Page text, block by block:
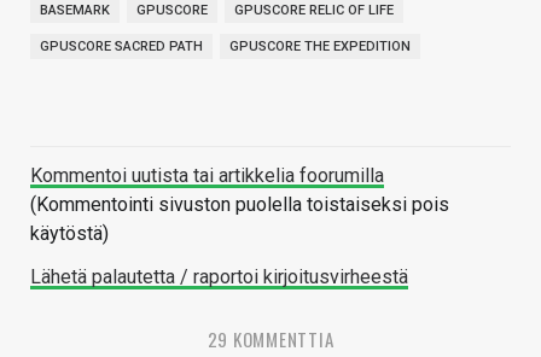
BASEMARK GPUSCORE GPUSCORE RELIC OF LIFE
GPUSCORE SACRED PATH GPUSCORE THE EXPEDITION
Kommentoi uutista tai artikkelia foorumilla
(Kommentointi sivuston puolella toistaiseksi pois
käytöstä)
Lähetä palautetta / raportoi kirjoitusvirheestä
29 KOMMENTTIA